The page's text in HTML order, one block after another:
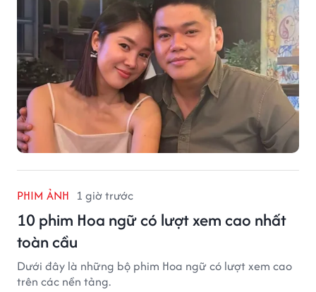
PHIM ẢNH 1 giờ trước
10 phim Hoa ngữ có lượt xem cao nhất
toàn cầu
Dưới đây là những bộ phim Hoa ngữ có lượt xem cao
trên các nền tảng.